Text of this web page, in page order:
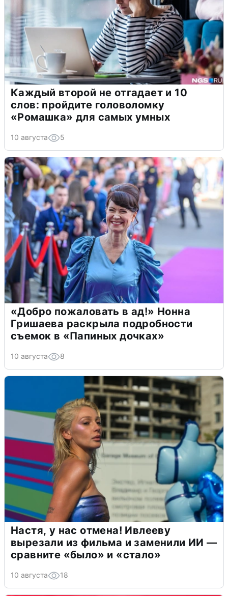
Каждый второй не отгадает и 10
слов: пройдите головоломку
«Ромашка» для самых умных
10 августа 5
«Добро пожаловать в ад!» Нонна
Гришаева раскрыла подробности
съемок в «Папиных дочках»
10 августа 8
Настя, у нас отмена! Ивлееву
вырезали из фильма и заменили ИИ —
сравните «было» и «стало»
10 августа 18